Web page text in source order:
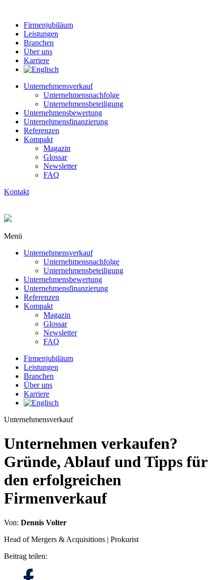
Firmenjubiläum
Leistungen
Branchen
Über uns
Karriere
Unternehmensverkauf
Unternehmensnachfolge
Unternehmensbeteiligung
Unternehmensbewertung
Unternehmens­finanzierung
Referenzen
Kompakt
Magazin
Glossar
Newsletter
FAQ
Kontakt
Menü
Unternehmensverkauf
Unternehmensnachfolge
Unternehmensbeteiligung
Unternehmensbewertung
Unternehmens­finanzierung
Referenzen
Kompakt
Magazin
Glossar
Newsletter
FAQ
Firmenjubiläum
Leistungen
Branchen
Über uns
Karriere
Unternehmensverkauf
Unternehmen verkaufen?
Gründe, Ablauf und Tipps für
den erfolgreichen
Firmenverkauf
Von: Dennis Volter
Head of Mergers & Acquisitions | Prokurist
Beitrag teilen: